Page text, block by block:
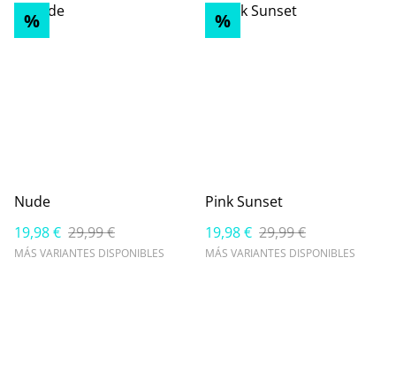
%
Nude
19,98 € 29,99 €
MÁS VARIANTES DISPONIBLES
%
Pink Sunset
19,98 € 29,99 €
MÁS VARIANTES DISPONIBLES